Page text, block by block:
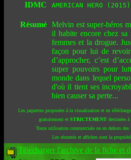
IDMC AMERICAN HERO (2015)
Résumé Melvin est super-héros
il habite encore chez
femmes et la drogue.
façon pour lui de
d’approcher, c’est
super pouvoirs pour
monde dans lequel
d'où il tient ses
bien causer sa perte...
Les jaquettes proposées à la visualisation et en
gratuitement et STRICTEMENTdestinées à
Toute utilisation commerciale ou en dehors
Les résumés et affiches sont la
Télécharger l'archive de la fiche et